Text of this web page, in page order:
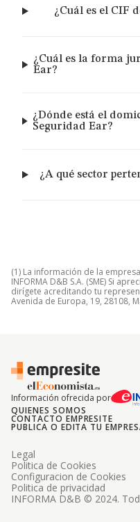
¿Cuál es el CIF
¿Cuál es la forma
Ear?
¿Dónde está el
Seguridad Ear?
¿A qué sector
(1) La información de la
INFORMA D&B S.A. (SME) Si
dirígete acreditando tu
Avenida de Europa, 19, 28108,
Información ofrecida por
QUIENES SOMOS
CONTACTO EMPRESITE
PUBLICA O EDITA TU
INFORMA D&B © 2024.
Legal
Politica de Cookies
Configuracion de Cookies
Politica de privacidad